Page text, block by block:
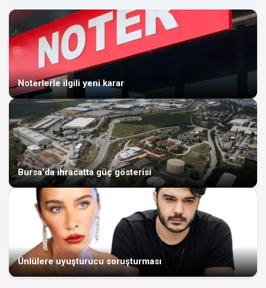
Noterlerle ilgili yeni karar
Bursa'da ihracatta güç gösterisi
Ünlülere uyuşturucu soruşturması